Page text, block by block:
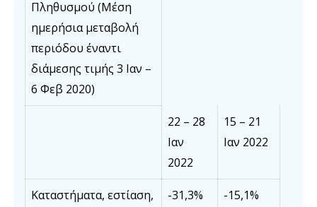
Πληθυσμού (Μέση
ημερήσια μεταβολή
περιόδου έναντι
διάμεσης τιμής 3 Ιαν –
6 Φεβ 2020)
22 – 28
Ιαν
2022
15 – 21
Ιαν 2022
Καταστήματα, εστίαση,
-31,3% -15,1%